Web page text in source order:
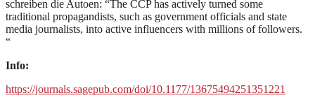
schreiben die Autoen: “The CCP has actively turned some
traditional propagandists, such as government officials and state
media journalists, into active influencers with millions of followers.
“
Info:
https://journals.sagepub.com/doi/10.1177/13675494251351221